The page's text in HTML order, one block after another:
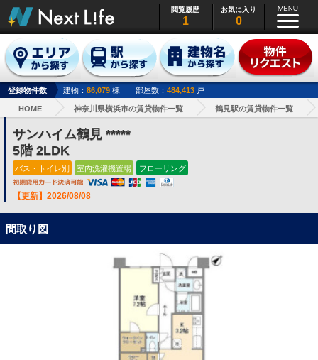
閲覧履歴
1
お気に入り
0
登録物件数 建物： 86,079 棟 部屋数： 484,413 戸
HOME 神奈川県横浜市の賃貸物件一覧 鶴見駅の賃貸物件一覧
サンハイム鶴見 *****
5階 2LDK
バス・トイレ別 室内洗濯機置場 フローリング
【更新】2026/08/08
間取り図